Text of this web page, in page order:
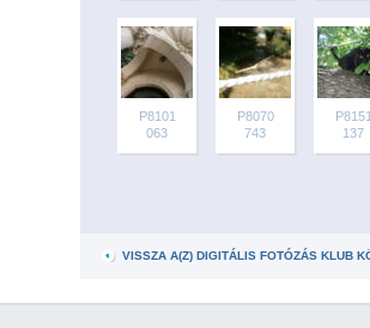
P8101
063
P8070
743
137
VISSZA A(Z) DIGITÁLIS FOTÓZÁS KLUB